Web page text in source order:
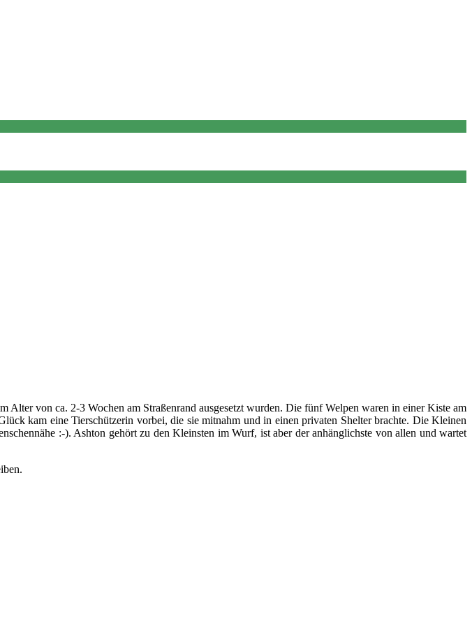
von ca. 2-3 Wochen am Straßenrand ausgesetzt wurden. Die fünf Welpen waren in einer Kiste am
kam eine Tierschützerin vorbei, die sie mitnahm und in einen privaten Shelter brachte. Die Kleinen
:-). Ashton gehört zu den Kleinsten im Wurf, ist aber der anhänglichste von allen und wartet